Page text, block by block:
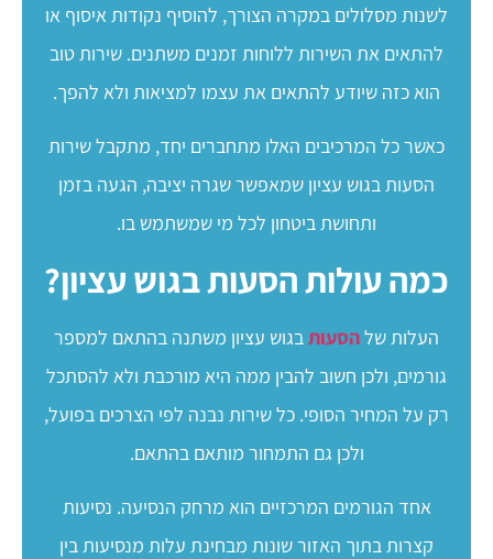
לשנות מסלולים במקרה הצורך, להוסיף נקודות איסוף או
להתאים את השירות ללוחות זמנים משתנים. שירות טוב
הוא כזה שיודע להתאים את עצמו למציאות ולא להפך.
כאשר כל המרכיבים האלו מתחברים יחד, מתקבל שירות
הסעות בגוש עציון שמאפשר שגרה יציבה, הגעה בזמן
ותחושת ביטחון לכל מי שמשתמש בו.
כמה עולות הסעות בגוש עציון?
העלות שלהסעות בגוש עציון משתנה בהתאם למספר
גורמים, ולכן חשוב להבין ממה היא מורכבת ולא להסתכל
רק על המחיר הסופי. כל שירות נבנה לפי הצרכים בפועל,
ולכן גם התמחור מותאם בהתאם.
אחד הגורמים המרכזיים הוא מרחק הנסיעה. נסיעות
קצרות בתוך האזור שונות מבחינת עלות מנסיעות בין